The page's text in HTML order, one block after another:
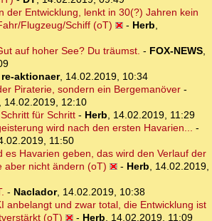
der Entwicklung, lenkt in 30(?) Jahren kein
Flugzeug/Schiff (oT)
- Herb,
auf hoher See? Du träumst. - FOX-NEWS,
re-aktionaer, 14.02.2019, 10:34
Piraterie, sondern ein Bergemanöver-
, 14.02.2019, 12:10
für Schritt- Herb, 14.02.2019, 11:29
wird nach den ersten Havarien... -
11:50
es Havarien geben, das wird den Verlauf der
aber nicht ändern (oT)
- Herb, 14.02.2019,
- Naclador, 14.02.2019, 10:38
anbelangt und zwar total, die Entwicklung ist
(oT)
- Herb, 14.02.2019, 11:09